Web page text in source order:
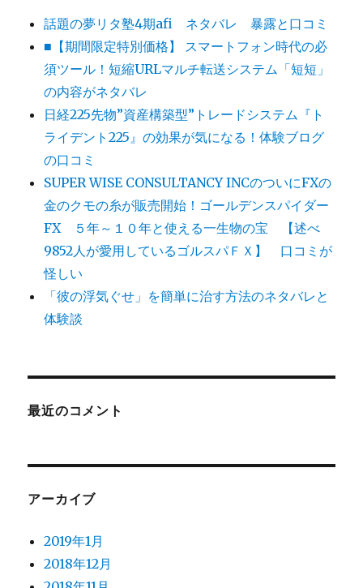
話題の夢リタ塾4期afi ネタバレ 暴露と口コミ
■【期間限定特別価格】 スマートフォン時代の必
須ツール！短縮URLマルチ転送システム「短短」
の内容がネタバレ
日経225先物”資産構築型”トレードシステム『ト
ライデント225』の効果が気になる！体験ブログ
の口コミ
SUPER WISE CONSULTANCY INCのついにFXの
金のクモの糸が販売開始！ゴールデンスパイダー
FX ５年～１０年と使える一生物の宝 【述べ
9852人が愛用しているゴルスパＦＸ】 口コミが
怪しい
「彼の浮気ぐせ」を簡単に治す方法のネタバレと
体験談
最近のコメント
アーカイブ
2019年1月
2018年12月